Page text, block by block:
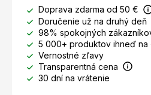
Doprava zdarma od 50 €
Doručenie už na druhý deň
98% spokojných
5 000+ produktov ihneď na
Vernostné zľavy
Transparentná cena
30 dní na vrátenie